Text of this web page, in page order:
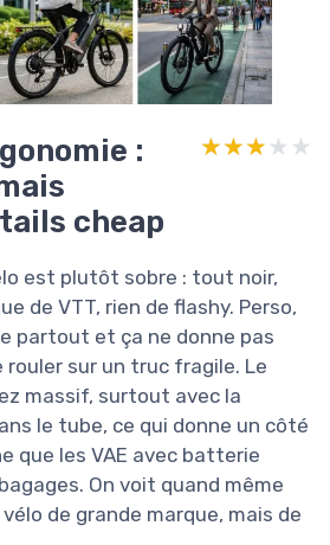
:
cheap
★★★★★
★★★★★
est plutôt sobre : tout noir,
de VTT, rien de flashy. Perso,
partout et ça ne donne pas
rouler sur un truc fragile. Le
massif, surtout avec la
le tube, ce qui donne un côté
que les VAE avec batterie
On voit quand même
de grande marque, mais de